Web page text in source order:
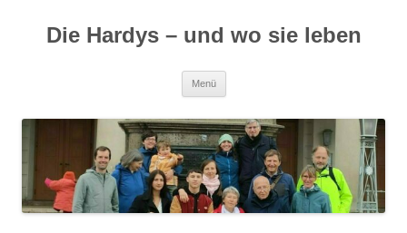
springen
Die Hardys – und wo sie leben
Menü